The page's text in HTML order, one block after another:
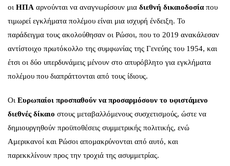
οι ΗΠΑ αρνούνται να αναγνωρίσουν μια διεθνή δικαιοδοσίαπου
τιμωρεί εγκλήματα πολέμου είναι μια ισχυρή ένδειξη. Το
παράδειγμα τους ακολούθησαν οι Ρώσοι, που το 2019 ανακάλεσαν
αντίστοιχο πρωτόκολλο της συμφωνίας της Γενεύης του 1954, και
έτσι οι δύο υπερδυνάμεις μένουν στο απυρόβλητο για εγκλήματα
πολέμου που διαπράττονται από τους ίδιους.
Οι Ευρωπαίοι προσπαθούν να προσαρμόσουν το υφιστάμενο
διεθνές δίκαιο στους μεταβαλλόμενους συσχετισμούς, ώστε να
δημιουργηθούν προϋποθέσεις συμμετρικής πολιτικής, ενώ
Αμερικανοί και Ρώσοι απομακρύνονται από αυτό, και
παρεκκλίνουν προς την τροχιά της ασυμμετρίας.